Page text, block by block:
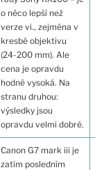
o něco lepší než
verze vi., zejména v
kresbě objektivu
(24-200 mm). Ale
cena je opravdu
hodně vysoká. Na
stranu druhou:
výsledky jsou
opravdu velmi dobré.
Canon G7 mark iii je
zatím posledním